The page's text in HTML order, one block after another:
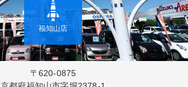
福知山店
〒620-0875